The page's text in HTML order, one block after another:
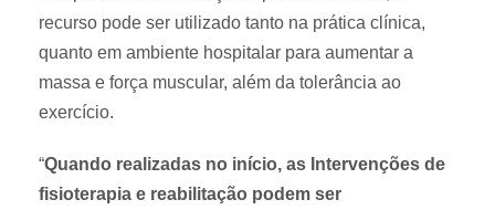
n
a
r
u
n
t
e
r
recurso pode ser utilizado tanto na prática clínica,
quanto em ambiente hospitalar para aumentar a
massa e força muscular, além da tolerância ao
exercício.
“Quando realizadas no início, as Intervenções de
fisioterapia e reabilitação podem ser